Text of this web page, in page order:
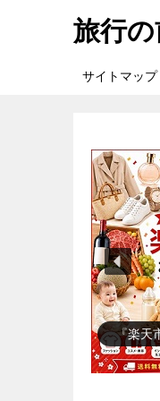
旅行
サイトマップ
『楽天